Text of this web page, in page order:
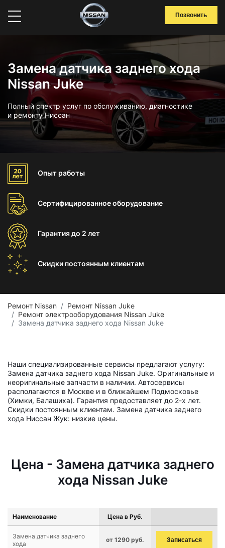
Позвонить
Замена датчика заднего хода
Nissan Juke
Полный спектр услуг по обслуживанию, диагностике
и ремонту Ниссан
Опыт работы
Сертифицированноеоборудование
Гарантиядо 2 лет
Скидки постоянным клиентам
Ремонт Nissan
Ремонт Nissan Juke
Ремонт электрооборудования Nissan Juke
Замена датчика заднего хода Nissan Juke
Наши специализированные сервисы предлагают услугу:
Замена датчика заднего хода Nissan Juke. Оригинальные и
неоригинальные запчасти в наличии. Автосервисы
располагаются в Москве и в ближайшем Подмосковье
(Химки, Балашиха). Гарантия предоставляет до 2-х лет.
Скидки постоянным клиентам. Замена датчика заднего
хода Ниссан Жук: низкие цены.
Цена - Замена датчика заднего
хода Nissan Juke
Наименование Цена в Руб.
Замена датчика заднего
хода
от 1290 руб. Записаться